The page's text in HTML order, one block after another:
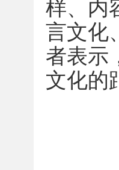
样、内
言文化
者表示
文化的